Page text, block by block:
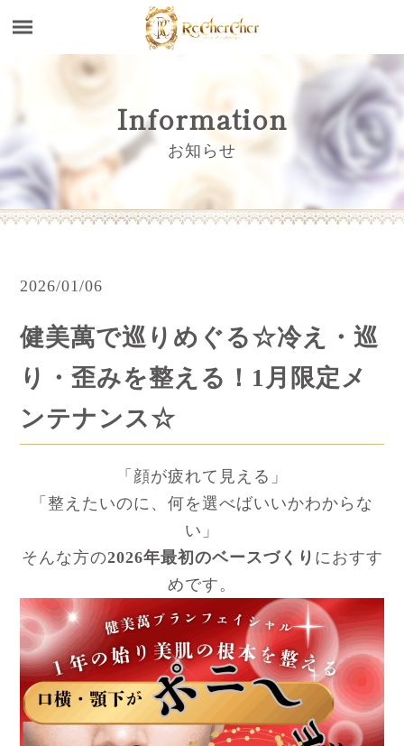
Information
お知らせ
2026/01/06
健美萬で巡りめぐる☆冷え・巡
り・歪みを整える！1月限定メ
ンテナンス☆
「顔が疲れて見える」
「整えたいのに、何を選べばいいかわからな
い」
そんな方の2026年最初のベースづくり におすす
めです。